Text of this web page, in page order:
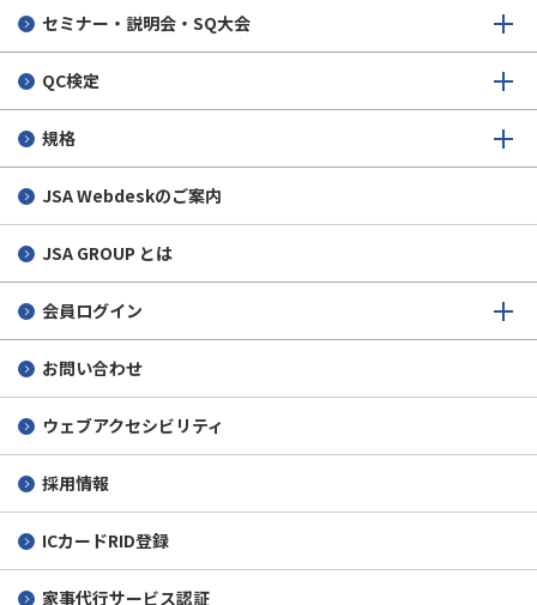
セミナー・説明会・SQ大会
QC検定
規格
JSA Webdeskのご案内
JSA GROUP とは
会員ログイン
お問い合わせ
ウェブアクセシビリティ
採用情報
ICカードRID登録
家事代行サービス認証